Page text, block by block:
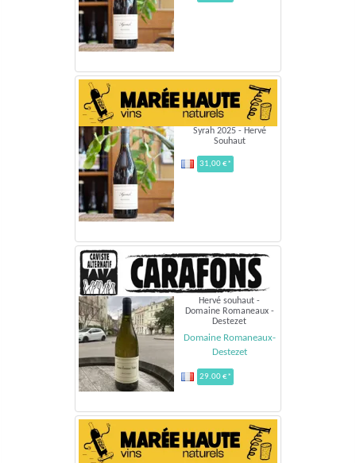
Syrah 2025 - Hervé
Souhaut
31,00 €*
Hervé souhaut -
Domaine Romaneaux -
Destezet
Domaine Romaneaux-
Destezet
29.00 €*